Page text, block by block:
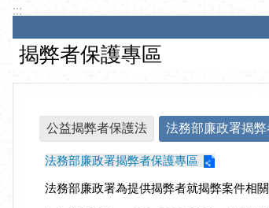
:::
揭弊者保護專區
公益揭弊者保護法 法務部廉政署揭
法務部廉政署揭弊者保護專區
法務部廉政署為提供揭弊者就揭弊案件相